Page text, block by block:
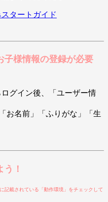
タートガイド
子様情報の登録が必要
グイン後、「ユーザー情
お名前」「ふりがな」「生
！
記載されている「動作環境」をチェックして